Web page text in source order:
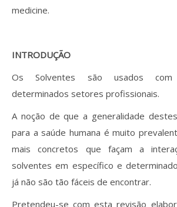
medicine.
INTRODUÇÃO
Os Solventes são usados com
determinados setores profissionais.
A noção de que a generalidade
para a saúde humana é muito
mais concretos que façam a
solventes em específico e
já não são tão fáceis de encontrar.
Pretendeu-se com esta revisão